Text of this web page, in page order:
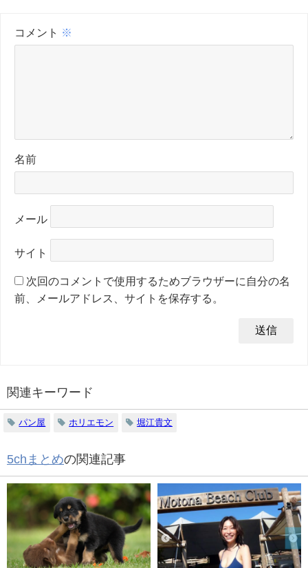
コメント ※
名前
メール
サイト
次回のコメントで使用するためブラウザーに自分の名
前、メールアドレス、サイトを保存する。
関連キーワード
パン屋 ホリエモン 堀江貴文
5chまとめの関連記事